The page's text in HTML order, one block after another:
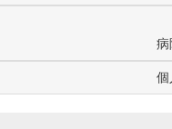
病
個